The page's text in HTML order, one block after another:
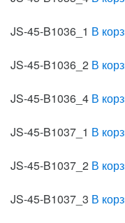
JS-45-B1036_1 В
JS-45-B1036_2 В
JS-45-B1036_4 В
JS-45-B1037_1 В
JS-45-B1037_2 В
JS-45-B1037_3 В